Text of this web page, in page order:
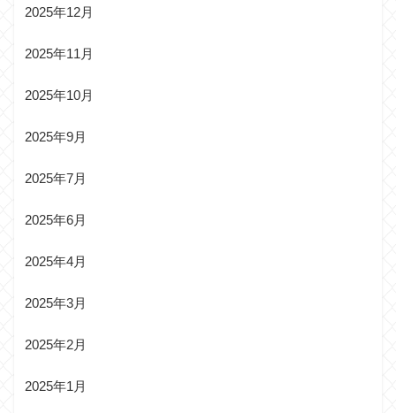
2025年12月
2025年11月
2025年10月
2025年9月
2025年7月
2025年6月
2025年4月
2025年3月
2025年2月
2025年1月